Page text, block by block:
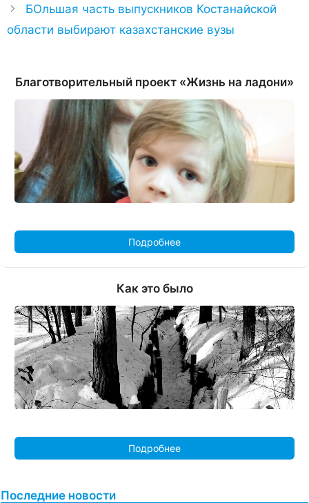
БОльшая часть выпускников Костанайской
области выбирают казахстанские вузы
Благотворительный проект «Жизнь на ладони»
Подробнее
Как это было
Подробнее
Последние новости